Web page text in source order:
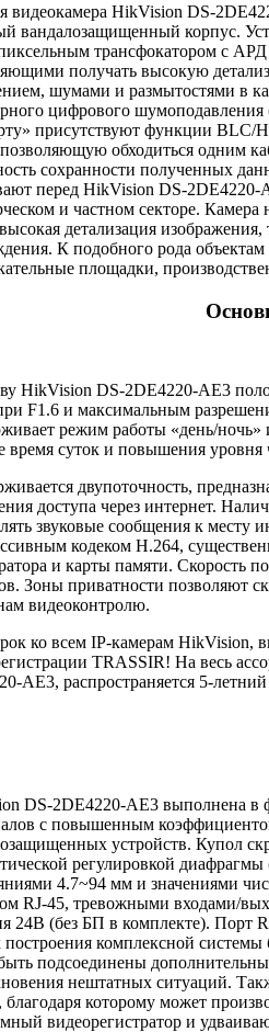
видеокамера HikVision DS-
вандалозащищенный корпус.
трансфокатором с
получать высокую
шумами и размытостями в
цифрового шумоподавления
присутствуют функции BLC/
обходиться одним
сохранности полученных
перед HikVision DS-2DE4220-
и частном секторе. Камера
детализация
К подобного рода
площадки,
HikVision DS-2DE4220-AE3
F1.6 и максимальным
режим работы «день/
время суток и повышения уровня
двупоточность,
доступа через интернет.
звуковые сообщения к месту
кодеком H.264,
и карты памяти. Скорость
Зоны приватности позволяют
видеоконтролю.
ко всем IP-камерам HikVision,
TRASSIR! На весь
AE3, распространяется 5-
DS-2DE4220-AE3 выполнена в
с повышенным
устройств. Купол
регулировкой
4.7~94 мм и значениями
RJ-45, тревожными входами/
24В (без БП в комплекте). Порт
построения комплексной
подсоединены
нештатных ситуаций.
благодаря которому может
видеорегистратор и